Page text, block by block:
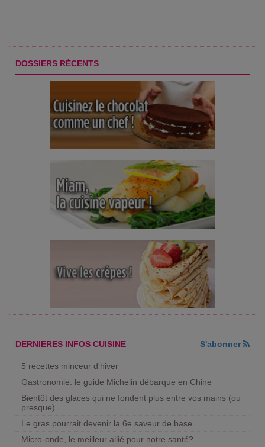
DOSSIERS RÉCENTS
DERNIERES INFOS CUISINE S'abonner
5 recettes minceur d'hiver
Gastronomie: le guide Michelin débarque en Chine
Bientôt des glaces qui ne fondent plus entre vos mains (ou
presque)
Le gras pourrait devenir la 6e saveur de base
Micro-onde, le meilleur allié pour notre santé?